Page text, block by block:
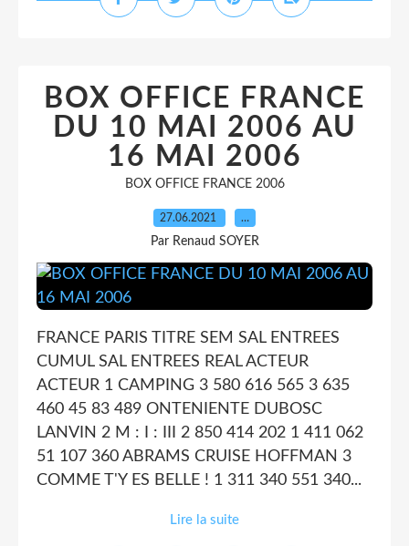
BOX OFFICE FRANCE
DU 10 MAI 2006 AU
16 MAI 2006
BOX OFFICE FRANCE 2006
27.06.2021 …
Par Renaud SOYER
FRANCE PARIS TITRE SEM SAL ENTREES
CUMUL SAL ENTREES REAL ACTEUR
ACTEUR 1 CAMPING 3 580 616 565 3 635
460 45 83 489 ONTENIENTE DUBOSC
LANVIN 2 M : I : III 2 850 414 202 1 411 062
51 107 360 ABRAMS CRUISE HOFFMAN 3
COMME T'Y ES BELLE ! 1 311 340 551 340...
Lire la suite